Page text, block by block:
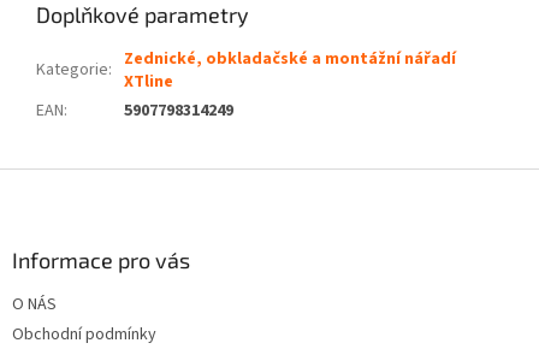
Doplňkové parametry
Kategorie: Zednické, obkladačské a montážní nářadí
XTline
EAN: 5907798314249
Informace pro vás
O NÁS
Obchodní podmínky